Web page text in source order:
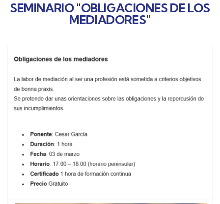
SEMINARIO "OBLIGACIONES DE LOS
MEDIADORES"